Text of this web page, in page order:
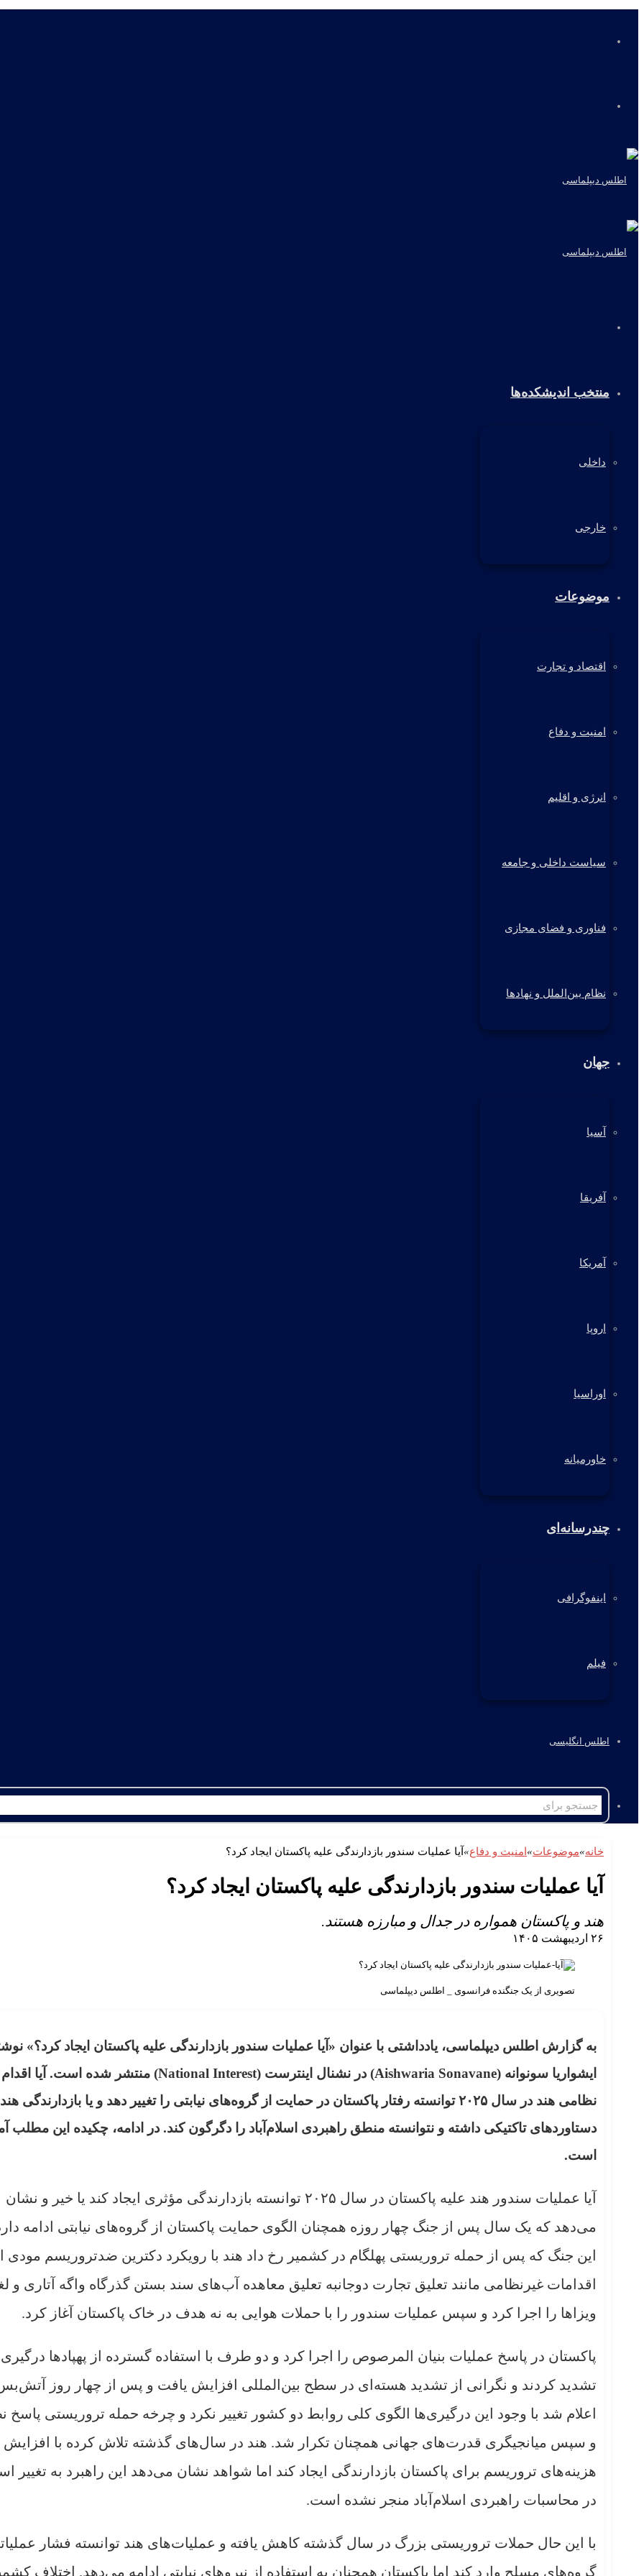
منتخب اندیشکده‌ها
داخلی
خارجی
موضوعات
اقتصاد و تجارت
امنیت و دفاع
انرژی و اقلیم
سیاست داخلی و جامعه
فناوری و فضای مجازی
نظام بین‌الملل و نهادها
جهان
آسیا
آفریقا
آمریکا
اروپا
اوراسیا
خاورمیانه
چندرسانه‌ای
اینفوگرافی
فیلم
اطلس انگلیسی
خانه»موضوعات» امنیت و دفاع» آیا عملیات سندور بازدارندگی علیه پاکستان ایجاد کرد؟
آیا عملیات سندور بازدارندگی علیه پاکستان ایجاد کرد؟
هند و پاکستان همواره در جدال و مبارزه هستند.
۲۶ اردیبهشت ۱۴۰۵
تصویری از یک جنگنده فرانسوی _ اطلس دیپلماسی
به گزارش اطلس دیپلماسی، یادداشتی با ‌عنوان «آیا عملیات سندور بازدارندگی علیه پاکستان ایجاد کرد؟»
ایشواریا سونوانه (Aishwaria Sonavane) در نشنال اینترست (National Interest) منتشر شده است. آیا اقدام
نظامی هند در سال ۲۰۲۵ توانسته رفتار پاکستان در حمایت از گروه‌های نیابتی را تغییر دهد و یا بازدارندگی
دستاوردهای تاکتیکی داشته و نتوانسته منطق راهبردی اسلام‌آباد را دگرگون کند. در ادامه، چکیده این مطلب
است.
آیا عملیات سندور هند علیه پاکستان در سال ۲۰۲۵ توانسته بازدارندگی مؤثری ایجاد کند یا خیر و نشان
می‌دهد که یک سال پس از جنگ چهار روزه همچنان الگوی حمایت پاکستان از گروه‌های نیابتی ادامه
این جنگ که پس از حمله تروریستی پهلگام در کشمیر رخ داد هند با رویکرد دکترین ضدتروریسم مودی
اقدامات غیرنظامی مانند تعلیق تجارت دوجانبه تعلیق معاهده آب‌های سند بستن گذرگاه واگه آتاری و
ویزاها را اجرا کرد و سپس عملیات سندور را با حملات هوایی به نه هدف در خاک پاکستان آغاز کرد.
پاکستان در پاسخ عملیات بنیان المرصوص را اجرا کرد و دو طرف با استفاده گسترده از پهپادها درگیری
تشدید کردند و نگرانی از تشدید هسته‌ای در سطح بین‌المللی افزایش یافت و پس از چهار روز
اعلام شد با وجود این درگیری‌ها الگوی کلی روابط دو کشور تغییر نکرد و چرخه حمله تروریستی پاسخ
و سپس میانجیگری قدرت‌های جهانی همچنان تکرار شد. هند در سال‌های گذشته تلاش کرده با افزایش
هزینه‌های تروریسم برای پاکستان بازدارندگی ایجاد کند اما شواهد نشان می‌دهد این راهبرد به تغییر
در محاسبات راهبردی اسلام‌آباد منجر نشده است.
با این حال حملات تروریستی بزرگ در سال گذشته کاهش یافته و عملیات‌های هند توانسته فشار
گروه‌های مسلح وارد کند اما پاکستان همچنان به استفاده از نیروهای نیابتی ادامه می‌دهد. اختلاف